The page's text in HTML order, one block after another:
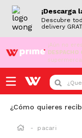
¡Descarga
Descubre
delivery
¡Aún no
DESPACHO
¿Que
¿Cómo quieres
pacari